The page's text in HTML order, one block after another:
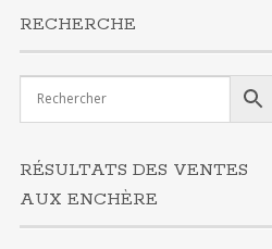
RECHERCHE
RÉSULTATS DES VENTES
AUX ENCHÈRE